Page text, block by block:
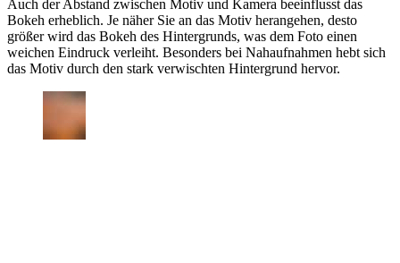
Auch der Abstand zwischen Motiv und Kamera beeinflusst das
Bokeh erheblich. Je näher Sie an das Motiv herangehen, desto
größer wird das Bokeh des Hintergrunds, was dem Foto einen
weichen Eindruck verleiht. Besonders bei Nahaufnahmen hebt sich
das Motiv durch den stark verwischten Hintergrund hervor.